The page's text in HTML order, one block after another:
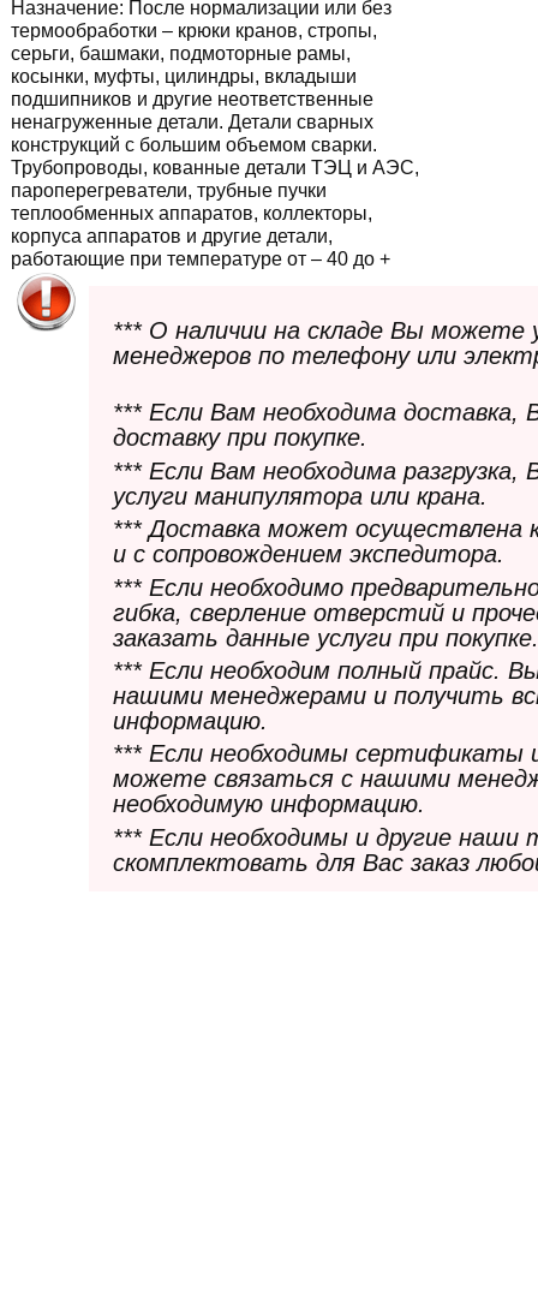
Назначение: После нормализации или без
термообработки – крюки кранов, стропы,
серьги, башмаки, подмоторные рамы,
косынки, муфты, цилиндры, вкладыши
подшипников и другие неответственные
ненагруженные детали. Детали сварных
конструкций с большим объемом сварки.
Трубопроводы, кованные детали ТЭЦ и АЭС,
пароперегреватели, трубные пучки
теплообменных аппаратов, коллекторы,
корпуса аппаратов и другие детали,
работающие при температуре от – 40 до +
*** О наличии на складе Вы можете
менеджеров по телефону или
*** Если Вам необходима
доставку при покупке.
*** Если Вам необходима
услуги манипулятора или крана.
*** Доставка может осуществлена
и с сопровождением экспедитора.
*** Если необходимо
гибка, сверление отверстий и
заказать данные услуги при покупке.
*** Если необходим полный прайс.
нашими менеджерами и получить
информацию.
*** Если необходимы сертификаты
можете связаться с нашими
необходимую информацию.
*** Если необходимы и другие
скомплектовать для Вас заказ